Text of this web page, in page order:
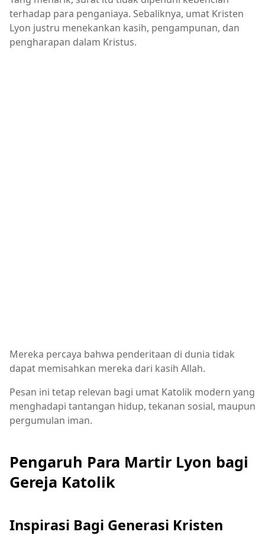
terhadap para penganiaya. Sebaliknya, umat Kristen
Lyon justru menekankan kasih, pengampunan, dan
pengharapan dalam Kristus.
Mereka percaya bahwa penderitaan di dunia tidak
dapat memisahkan mereka dari kasih Allah.
Pesan ini tetap relevan bagi umat Katolik modern yang
menghadapi tantangan hidup, tekanan sosial, maupun
pergumulan iman.
Pengaruh Para Martir Lyon bagi
Gereja Katolik
Inspirasi Bagi Generasi Kristen